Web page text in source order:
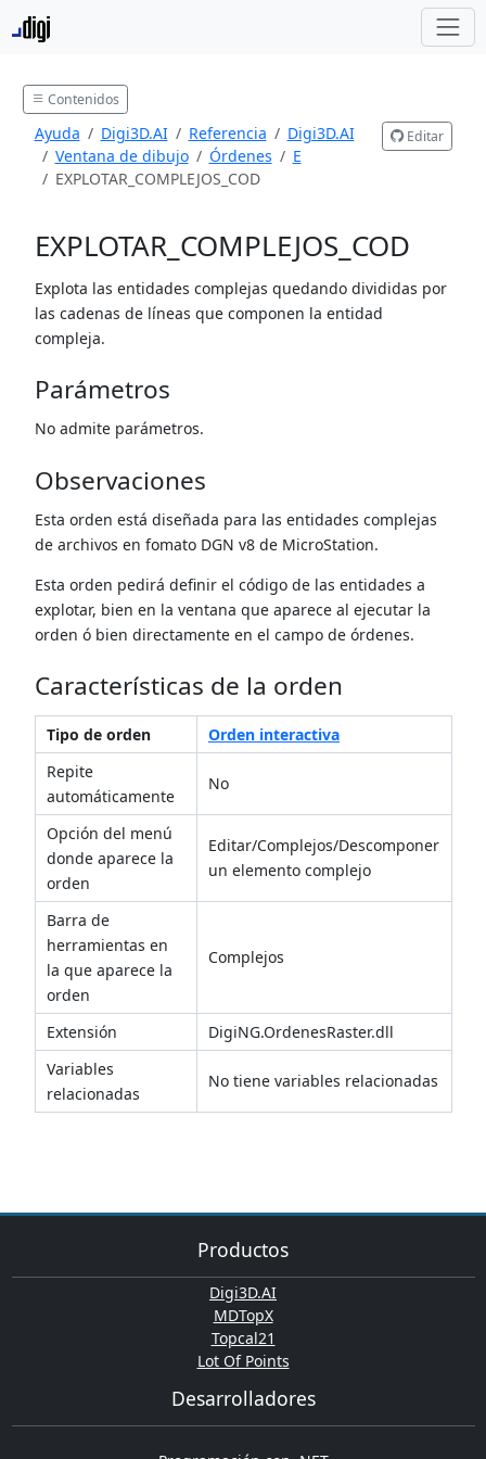
Contenidos
Ayuda Digi3D.AI Referencia
Digi3D.AI
Ventana de dibujo
Órdenes
E
EXPLOTAR_COMPLEJOS_COD
Editar
EXPLOTAR_COMPLEJOS_COD
Explota las entidades complejas quedando divididas por
las cadenas de líneas que componen la entidad
compleja.
Parámetros
No admite parámetros.
Observaciones
Esta orden está diseñada para las entidades complejas
de archivos en fomato DGN v8 de MicroStation.
Esta orden pedirá definir el código de las entidades a
explotar, bien en la ventana que aparece al ejecutar la
orden ó bien directamente en el campo de órdenes.
Características de la orden
Tipo de orden
Orden interactiva
Repite
automáticamente
No
Opción del menú
donde aparece la
orden
Editar/Complejos/Descomponer
un elemento complejo
Barra de
herramientas en
la que aparece la
orden
Complejos
Extensión
DigiNG.OrdenesRaster.dll
Variables
relacionadas
No tiene variables relacionadas
Productos
Digi3D.AI
MDTopX
Topcal21
Lot Of Points
Desarrolladores